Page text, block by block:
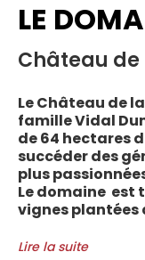
LE
Château de
Le Château de
famille Vidal
de 64 hectares
succéder des
plus
Le domaine est
vignes plantées
entre les
Lire la suite